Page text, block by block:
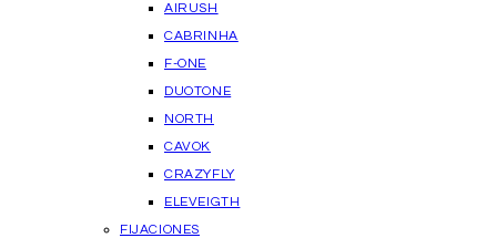
AIRUSH
CABRINHA
F-ONE
DUOTONE
NORTH
CAVOK
CRAZYFLY
ELEVEIGTH
FIJACIONES